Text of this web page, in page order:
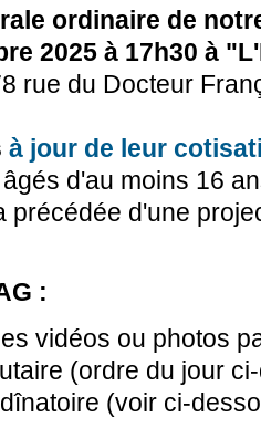
ordinaire de
2025 à 17h30 à
rue du Docteur
à jour de leur
d'au moins 16
précédée d'une
:
vidéos ou photos
(ordre du jour
(voir ci-